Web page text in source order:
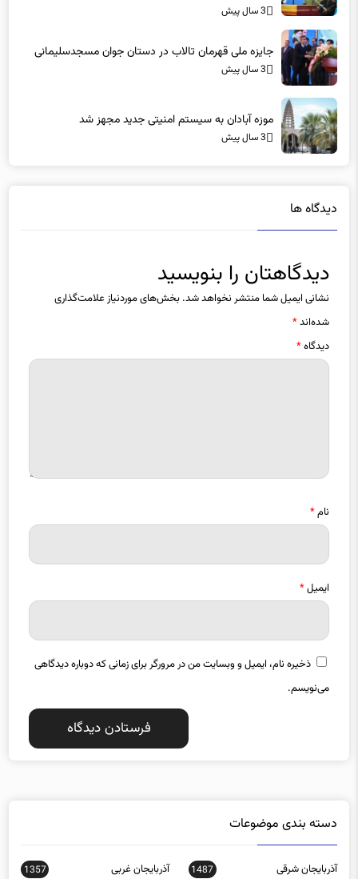
3 سال پیش
جایزه ملی قهرمان تالاب در دستان جوان مسجدسلیمانی
3 سال پیش
موزه آبادان به سیستم امنیتی جدید مجهز شد
3 سال پیش
دیدگاه ها
دیدگاهتان را بنویسید
نشانی ایمیل شما منتشر نخواهد شد. بخش‌های موردنیاز علامت‌گذاری
شده‌اند*
دیدگاه*
نام*
ایمیل*
ذخیره نام، ایمیل و وبسایت من در مرورگر برای زمانی که دوباره دیدگاهی
می‌نویسم.
دسته بندی موضوعات
آذربایجان شرقی 1487 آذربایجان غربی 1357